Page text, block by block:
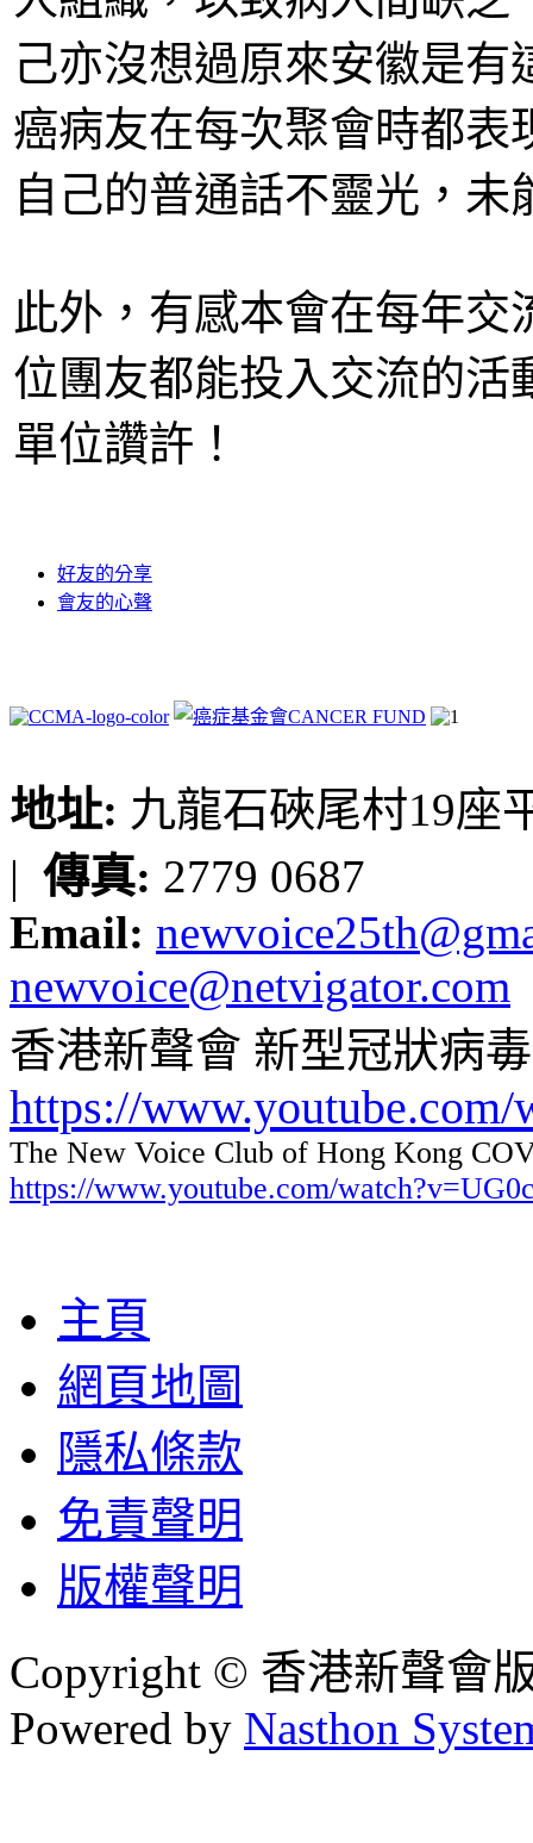
己亦沒想過原來安徽是
癌病友在每次聚會時都表
自己的普通話不靈光，未
此外，有感本會在每年
位團友都能投入交流的活
單位讚許！
好友的分享
會友的心聲
地址: 九龍石硤尾村19座
| 傳真: 2779 0687
Email:
newvoice@netvigator.com
香港新聲會 新型冠狀病
https://
The New Voice Club of Hong Kong
https://www.youtube.com/
主頁
網頁地圖
隱私條款
免責聲明
版權聲明
Copyright © 香港新聲會
Powered by Nasthon